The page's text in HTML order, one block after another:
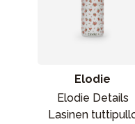
Elodie
Elodie Details
Lasinen